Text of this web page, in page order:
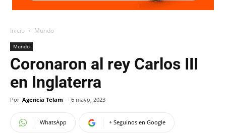
Inicio Mundo
Mundo
Coronaron al rey Carlos III
en Inglaterra
Por Agencia Telam - 6 mayo, 2023
WhatsApp + Seguinos en Google